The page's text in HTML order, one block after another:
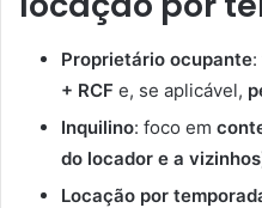
Proprietário ocupante
+ RCF e, se aplicável,
Inquilino: foco em
do locador e a
Locação por